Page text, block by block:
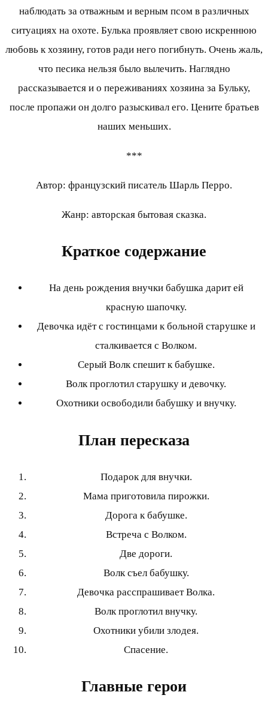
наблюдать за отважным и верным псом в различных
ситуациях на охоте. Булька проявляет свою искреннюю
любовь к хозяину, готов ради него погибнуть. Очень жаль,
что песика нельзя было вылечить. Наглядно
рассказывается и о переживаниях хозяина за Бульку,
после пропажи он долго разыскивал его. Цените братьев
наших меньших.
***
Автор: французский писатель Шарль Перро.
Жанр: авторская бытовая сказка.
Краткое содержание
На день рождения внучки бабушка дарит ей
красную шапочку.
Девочка идёт с гостинцами к больной старушке и
сталкивается с Волком.
Серый Волк спешит к бабушке.
Волк проглотил старушку и девочку.
Охотники освободили бабушку и внучку.
План пересказа
Подарок для внучки.
Мама приготовила пирожки.
Дорога к бабушке.
Встреча с Волком.
Две дороги.
Волк съел бабушку.
Девочка расспрашивает Волка.
Волк проглотил внучку.
Охотники убили злодея.
Спасение.
Главные герои